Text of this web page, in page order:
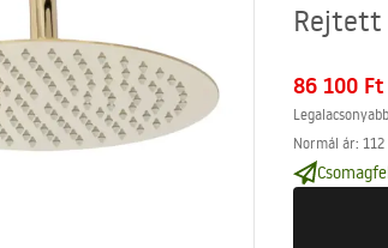
Rejtett
86 100 Ft
Normál ár: